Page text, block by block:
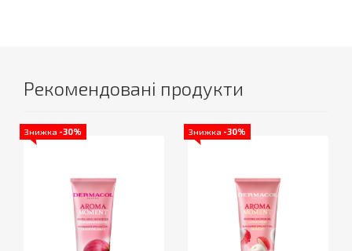
Рекомендовані продукти
Знижка -30% Знижка -30%